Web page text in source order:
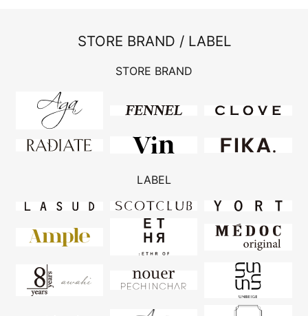
STORE BRAND / LABEL
STORE BRAND
LABEL